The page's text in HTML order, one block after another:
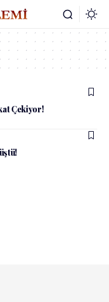
Çekiyor!